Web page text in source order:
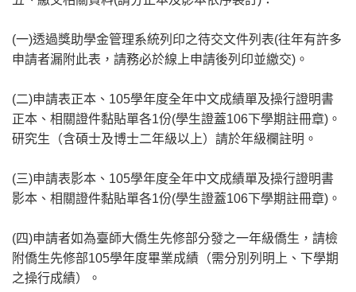
(一)透過獎助學金管理系統列印之待交文件列表(往年有許多
申請者漏附此表，請務必於線上申請後列印並繳交)。
(二)申請表正本、105學年度全年中文成績單及操行證明書
正本、相關證件黏貼單各1份(學生證蓋106下學期註冊章)。
研究生（含碩士及博士二年級以上）請於年級欄註明。
(三)申請表影本、105學年度全年中文成績單及操行證明書
影本、相關證件黏貼單各1份(學生證蓋106下學期註冊章)。
(四)申請者如為臺師大僑生先修部分發之一年級僑生，請檢
附僑生先修部105學年度畢業成績（需分別列明上、下學期
之操行成績）。